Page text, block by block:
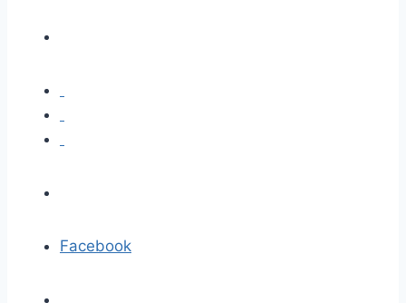
Facebook